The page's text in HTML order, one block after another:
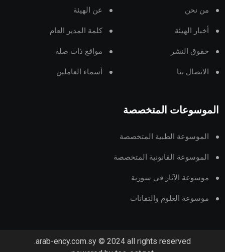
من نحن عن الهيئة
أخبار الهيئة كلمة المدير العام
حقوق النشر مواقع ذات صلة
الاتصال بنا أسماء العاملين
الموسوعات المتخصصة
الموسوعة الطبية المتخصصة
الموسوعة القانونية المتخصصة
موسوعة الآثار في سورية
موسوعة العلوم والتقانات
arab-ency.com.sy © 2024 all rights reserved.